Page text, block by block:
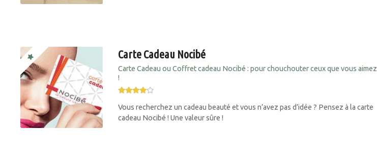
Carte Cadeau Nocibé
Carte Cadeau ou Coffret cadeau Nocibé : pour chouchouter ceux que vous aimez
!
Vous recherchez un cadeau beauté et vous n’avez pas d’idée ? Pensez à la carte
cadeau Nocibé ! Une valeur sûre !